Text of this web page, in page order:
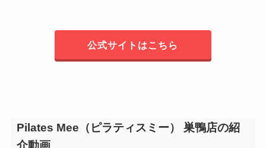
公式サイトはこちら
Pilates Mee（ピラティスミー） 巣鴨店の紹
介動画